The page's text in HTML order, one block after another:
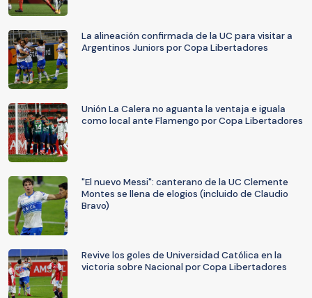
La alineación confirmada de la UC para visitar a
Argentinos Juniors por Copa Libertadores
Unión La Calera no aguanta la ventaja e iguala
como local ante Flamengo por Copa Libertadores
"El nuevo Messi": canterano de la UC Clemente
Montes se llena de elogios (incluido de Claudio
Bravo)
Revive los goles de Universidad Católica en la
victoria sobre Nacional por Copa Libertadores